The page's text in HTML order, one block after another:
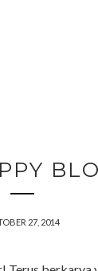
27, 2014